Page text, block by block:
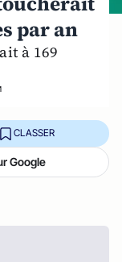
par an
à 169
CLASSER
Google